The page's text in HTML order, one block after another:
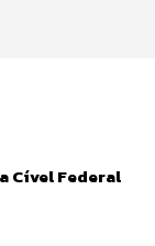
Cível Federal